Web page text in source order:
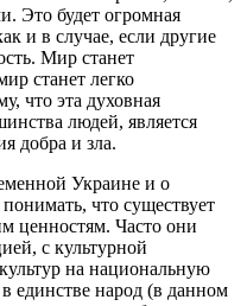
Это будет огромная
и в случае, если другие
Мир станет
станет легко
что эта духовная
людей, является
добра и зла.
Украине и о
что существует
ценностям. Часто они
с культурной
на национальную
единстве народ (в данном